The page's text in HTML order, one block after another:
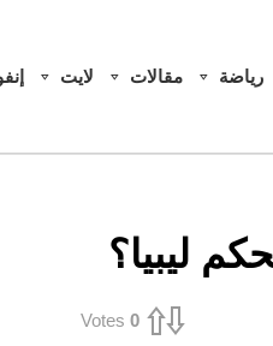
رياضة مقالات لايت
ليبيا؟
0
Votes